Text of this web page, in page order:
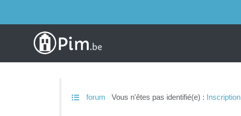
forum Vous n'êtes pas identifié(e) : Inscription